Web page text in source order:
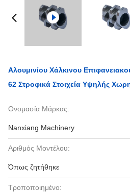
Αλουμινίου Χάλκινου
62 Στροφικά Στοιχεία Υψηλής
Ονομασία Μάρκας:
Nanxiang Machinery
Αριθμός Μοντέλου:
Όπως ζητήθηκε
Τροποποιημένο: